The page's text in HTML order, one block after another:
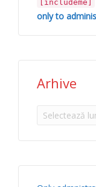
[includeme]
only to
Arhive
Arhive